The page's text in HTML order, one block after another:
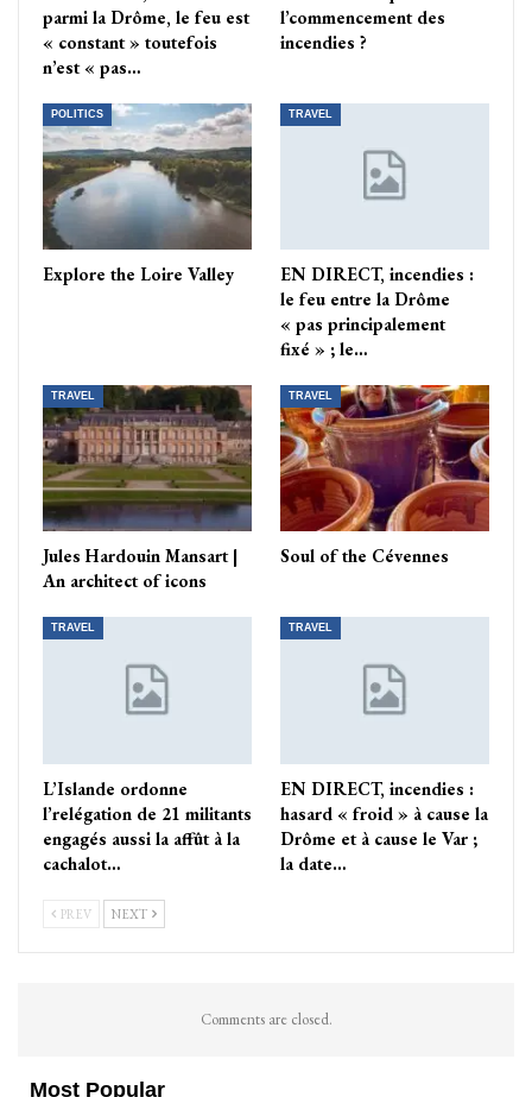
parmi la Drôme, le feu est
« constant » toutefois
n’est « pas…
l’commencement des
incendies ?
POLITICS
Explore the Loire Valley
TRAVEL
EN DIRECT, incendies :
le feu entre la Drôme
« pas principalement
fixé » ; le…
TRAVEL
Jules Hardouin Mansart |
An architect of icons
TRAVEL
Soul of the Cévennes
TRAVEL
L’Islande ordonne
l’relégation de 21 militants
engagés aussi la affût à la
cachalot…
TRAVEL
EN DIRECT, incendies :
hasard « froid » à cause la
Drôme et à cause le Var ;
la date…
PREV NEXT
Comments are closed.
Most Popular